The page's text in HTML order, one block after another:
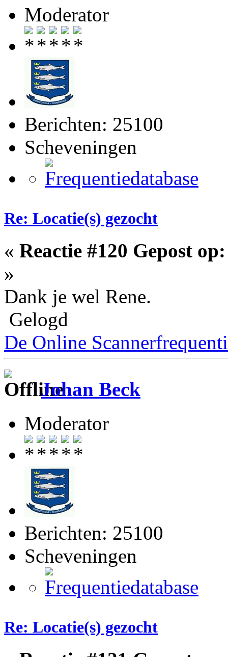
Moderator
Berichten: 25100
Scheveningen
Re: Locatie(s) gezocht
« Reactie #120 Gepost op:
»
Dank je wel Rene.
Gelogd
De Online
Johan Beck
Moderator
Berichten: 25100
Scheveningen
Re: Locatie(s) gezocht